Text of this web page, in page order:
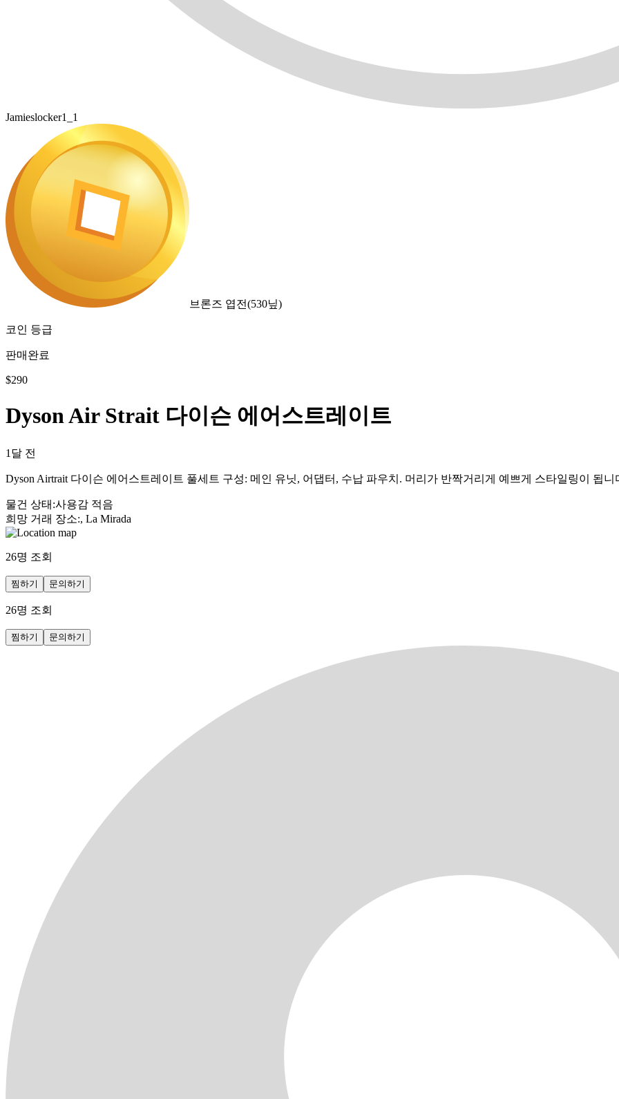
Jamieslocker1_1
브론즈 엽전(530닢)
코인 등급
판매완료
$290
Dyson Air Strait 다이슨 에어스트레이트
1달 전
Dyson Airtrait 다이슨 에어스트레이트 풀세트 구성: 메인 유닛, 어댑터, 수납 파우치. 머리가 반짝거리게 예쁘게 스타일링이 됩
물건 상태 :사용감 적음
희망 거래 장소:, La Mirada
26명 조회
찜하기 문의하기
26명 조회
찜하기 문의하기